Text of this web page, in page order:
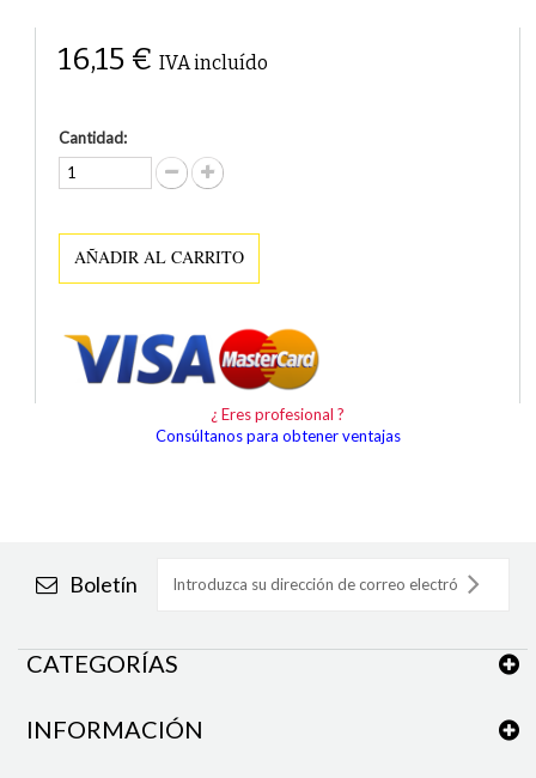
16,15 € IVA incluído
Cantidad:
AÑADIR AL CARRITO
¿ Eres profesional ?
Consúltanos para obtener ventajas
Boletín
CATEGORÍAS
INFORMACIÓN